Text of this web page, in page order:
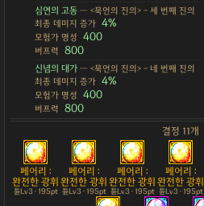
심연의 고동— <묵언의 진의> - 세 번째 진의
최종 데미지 증가 4%
모험가 명성 400
버프력 800
신념의 대가— <묵언의 진의> - 네 번째 진의
최종 데미지 증가 4%
모험가 명성 400
버프력 800
결정 11개
페어리 :
완전한 광휘
튠Lv3 · 195pt
페어리 :
완전한 광휘
튠Lv3 · 195pt
페어리 :
완전한 광휘
튠Lv3 · 195pt
페어리 :
완전한 광휘
튠Lv3 · 195pt